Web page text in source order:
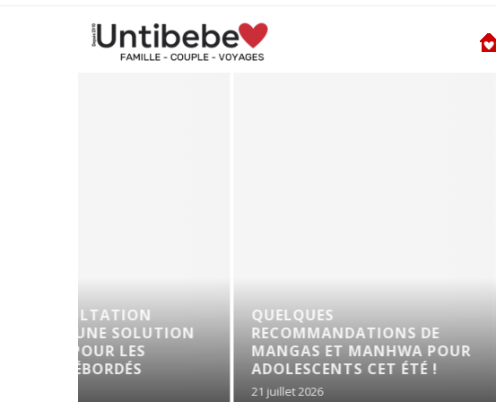
TROUBLES DE L’ÉRECTION : QUELLES
EN LIGNE POUR RETROUVER UNE